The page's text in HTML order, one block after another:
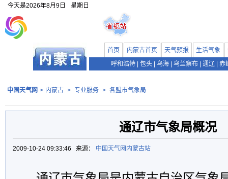
今天是2026年8月9日 星期日
首页 内蒙古首页 天气预报 生活气象
呼和浩特
包头 乌海 乌兰察布 通辽 赤
中国天气网 > 内蒙古 > 专业服务 > 各盟市气象局
通辽市气象局概况
2009-10-24 09:33:46 来源： 中国天气网内蒙古站